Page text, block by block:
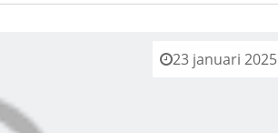
23 januari 2025